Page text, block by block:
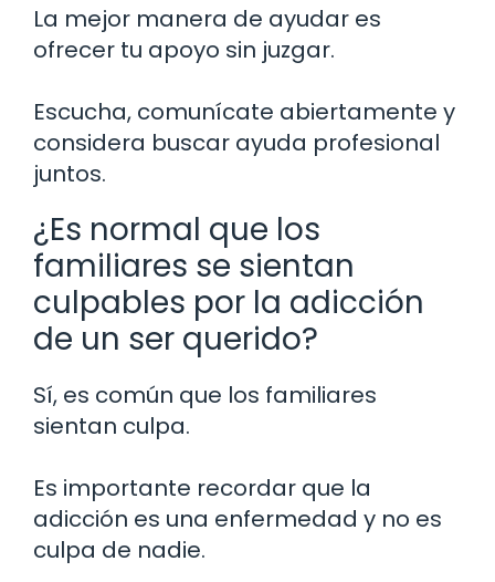
La mejor manera de ayudar es
ofrecer tu apoyo sin juzgar.
Escucha, comunícate abiertamente y
considera buscar ayuda profesional
juntos.
¿Es normal que los
familiares se sientan
culpables por la adicción
de un ser querido?
Sí, es común que los familiares
sientan culpa.
Es importante recordar que la
adicción es una enfermedad y no es
culpa de nadie.